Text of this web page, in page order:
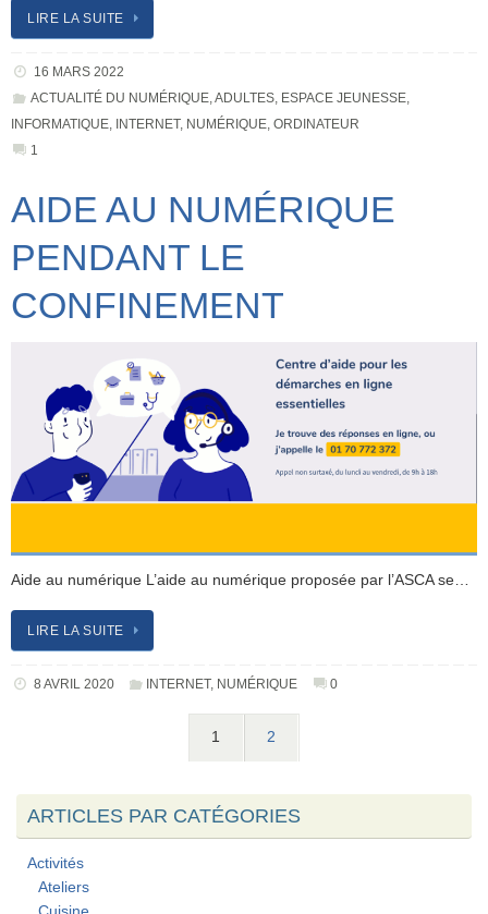
LIRE LA SUITE
16 MARS 2022
ACTUALITÉ DU NUMÉRIQUE,ADULTES, ESPACE JEUNESSE,
INFORMATIQUE, INTERNET, NUMÉRIQUE, ORDINATEUR
1
AIDE AU NUMÉRIQUE
PENDANT LE
CONFINEMENT
Aide au numérique L’aide au numérique proposée par l’ASCA se…
LIRE LA SUITE
8 AVRIL 2020 INTERNET, NUMÉRIQUE 0
1 2
ARTICLES PAR CATÉGORIES
Activités
Ateliers